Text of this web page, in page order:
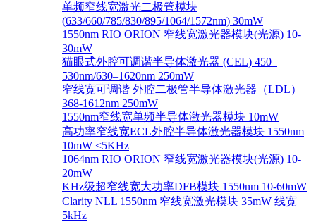
单频窄线宽激光二极管模块
(633/660/785/830/895/1064/1572nm) 30mW
1550nm RIO ORION 窄线宽激光器模块(光源) 10-
30mW
猫眼式外腔可调谐半导体激光器 (CEL) 450–
530nm/630–1620nm 250mW
窄线宽可调谐 外腔二极管半导体激光器（LDL）
368-1612nm 250mW
1550nm窄线宽单频半导体激光器模块 10mW
高功率窄线宽ECL外腔半导体激光器模块 1550nm
10mW <5KHz
1064nm RIO ORION 窄线宽激光器模块(光源) 10-
20mW
KHz级超窄线宽大功率DFB模块 1550nm 10-60mW
Clarity NLL 1550nm 窄线宽激光模块 35mW 线宽
5kHz